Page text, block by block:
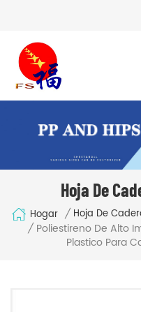
Hoja De
Hogar / Hoja De
/ Poliestireno De Alto
Plastico Para